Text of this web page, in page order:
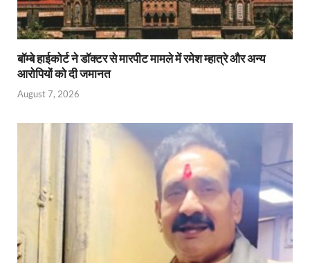
बॉम्बे हाईकोर्ट ने डॉक्टर से मारपीट मामले में रमेश म्हात्रे और अन्य
आरोपियों को दी जमानत
August 7, 2026